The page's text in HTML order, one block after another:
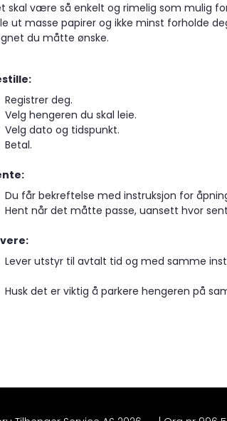
skal være så enkelt og rimelig som mulig
ut masse papirer og ikke minst forholde
du måtte ønske.
Registrer deg.
Velg hengeren du skal leie.
Velg dato og tidspunkt.
Betal.
Du får bekreftelse med instruksjon for
Hent når det måtte passe, uansett hvor
Lever utstyr til avtalt tid og med samme
Husk det er viktig å parkere hengeren på